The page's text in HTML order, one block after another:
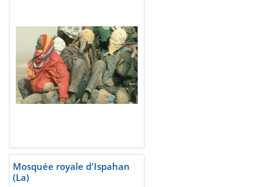
Mosquée royale d'Ispahan
(La)